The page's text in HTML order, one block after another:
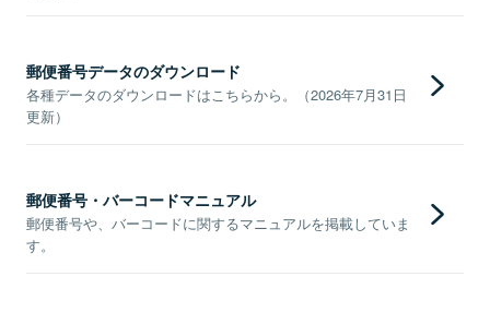
郵便番号データのダウンロード
各種データのダウンロードはこちらから。（2026年7月31日
更新）
郵便番号・バーコードマニュアル
郵便番号や、バーコードに関するマニュアルを掲載していま
す。